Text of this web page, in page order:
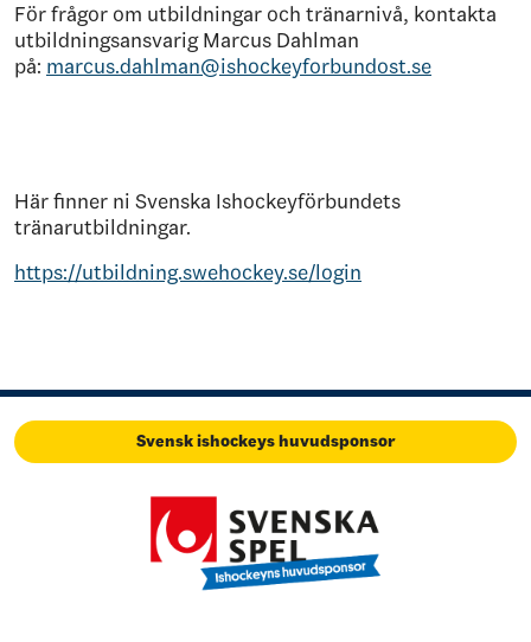
För frågor om utbildningar och tränarnivå, kontakta
utbildningsansvarig Marcus Dahlman
på: marcus.dahlman@ishockeyforbundost.se
Här finner ni Svenska Ishockeyförbundets
tränarutbildningar.
https://utbildning.swehockey.se/login
Svensk ishockeys huvudsponsor